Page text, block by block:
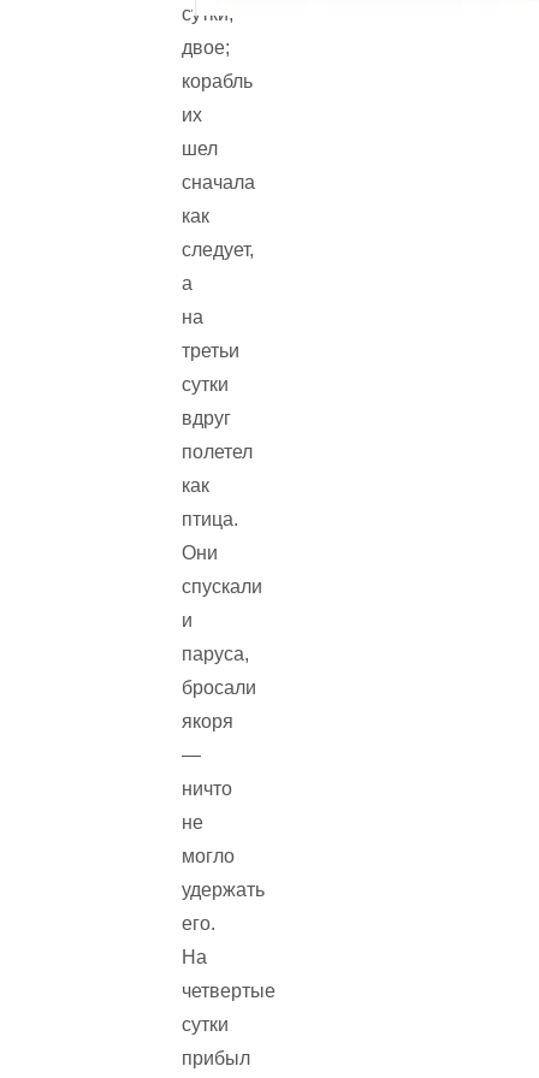
сутки,
двое;
корабль
их
шел
сначала
как
следует,
а
на
третьи
сутки
вдруг
полетел
как
птица.
Они
спускали
и
паруса,
бросали
якоря
—
ничто
не
могло
удержать
его.
На
четвертые
сутки
прибыл